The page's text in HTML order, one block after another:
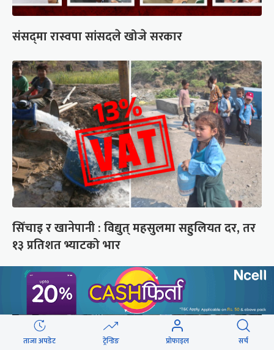
संसद्‍मा रास्वपा सांसदले खोजे सरकार
सिँचाइ र खानेपानी : विद्युत् महसुलमा सहुलियत दर, तर
१३ प्रतिशत भ्याटको भार
ताजा अपडेट ट्रेन्डिङ प्रोफाइल सर्च